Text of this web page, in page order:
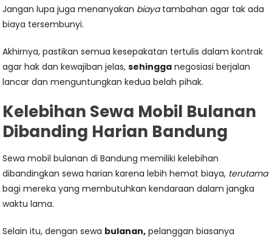
Jangan lupa juga menanyakan biayatambahan agar tak ada
biaya tersembunyi.
Akhirnya, pastikan semua kesepakatan tertulis dalam kontrak
agar hak dan kewajiban jelas,sehingga negosiasi berjalan
lancar dan menguntungkan kedua belah pihak.
Kelebihan Sewa Mobil Bulanan
Dibanding Harian Bandung
Sewa mobil bulanan di Bandung memiliki kelebihan
dibandingkan sewa harian karena lebih hemat biaya, terutama
bagi mereka yang membutuhkan kendaraan dalam jangka
waktu lama.
Selain itu, dengan sewa bulanan, pelanggan biasanya